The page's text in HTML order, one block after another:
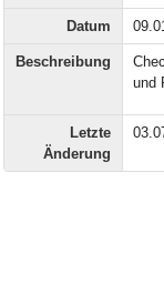
Datum
Beschreibung
und
Letzte
Änderung